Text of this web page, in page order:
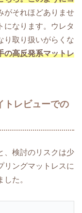
がそれほどありませ
になります。ウレタ
り取り扱いがらくな
の高反発系マットレ
トレビューでの
、検討のリスクは少
リングマットレスに
た。